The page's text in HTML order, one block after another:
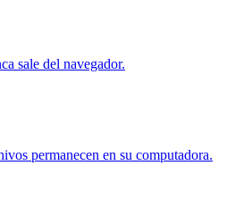
sale del navegador.
permanecen en su computadora.